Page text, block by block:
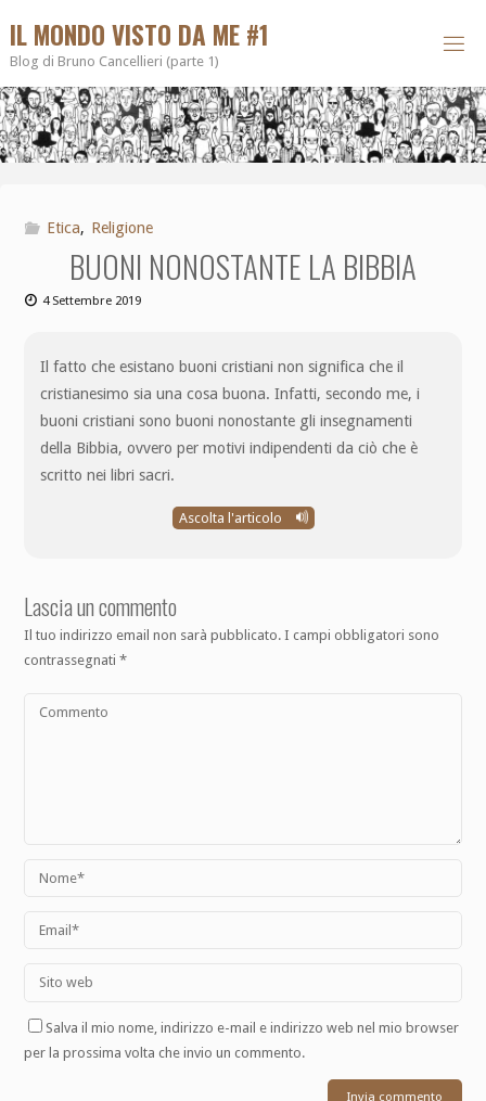
IL MONDO VISTO DA ME #1
Blog di Bruno Cancellieri (parte 1)
Etica, Religione
BUONI NONOSTANTE LA BIBBIA
4 Settembre 2019
Il fatto che esistano buoni cristiani non significa che il
cristianesimo sia una cosa buona. Infatti, secondo me, i
buoni cristiani sono buoni nonostante gli insegnamenti
della Bibbia, ovvero per motivi indipendenti da ciò che è
scritto nei libri sacri.
Ascolta l'articolo
Lascia un commento
Il tuo indirizzo email non sarà pubblicato. I campi obbligatori sono
contrassegnati*
Salva il mio nome, indirizzo e-mail e indirizzo web nel mio browser
per la prossima volta che invio un commento.